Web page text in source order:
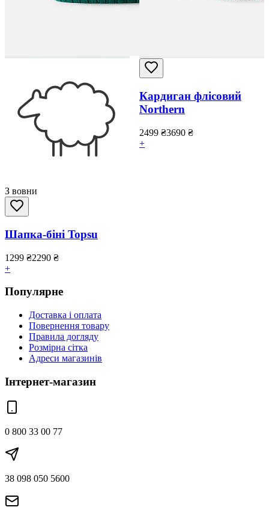
З вовни
Шапка-біні Topsu
1299 ₴2290 ₴
+
Кардиган флісовий
Northern
2499 ₴3690 ₴
+
Популярне
Доставка і оплата
Повернення товару
Правила догляду
Розмірна сітка
Адреси магазинів
Інтернет-магазин
0 800 33 00 77
38 098 050 5600